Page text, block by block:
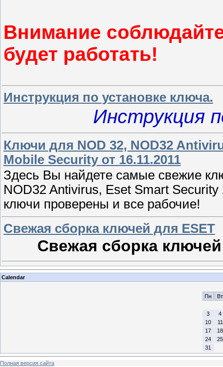
Внимание
будет работать!
Инструкция по установке ключа.
Инструкция
Ключи для NOD 32, NOD32
Mobile Security от 16.11.2011
Здесь Вы найдете самые свежие
NOD32 Antivirus, Eset Smart
ключи проверены и все рабочие!
Свежая сборка ключей для ESET
Свежая сборка ключей
Calendar
Пн
Вт
3
4
10
11
17
18
24
25
31
Полная версия сайта